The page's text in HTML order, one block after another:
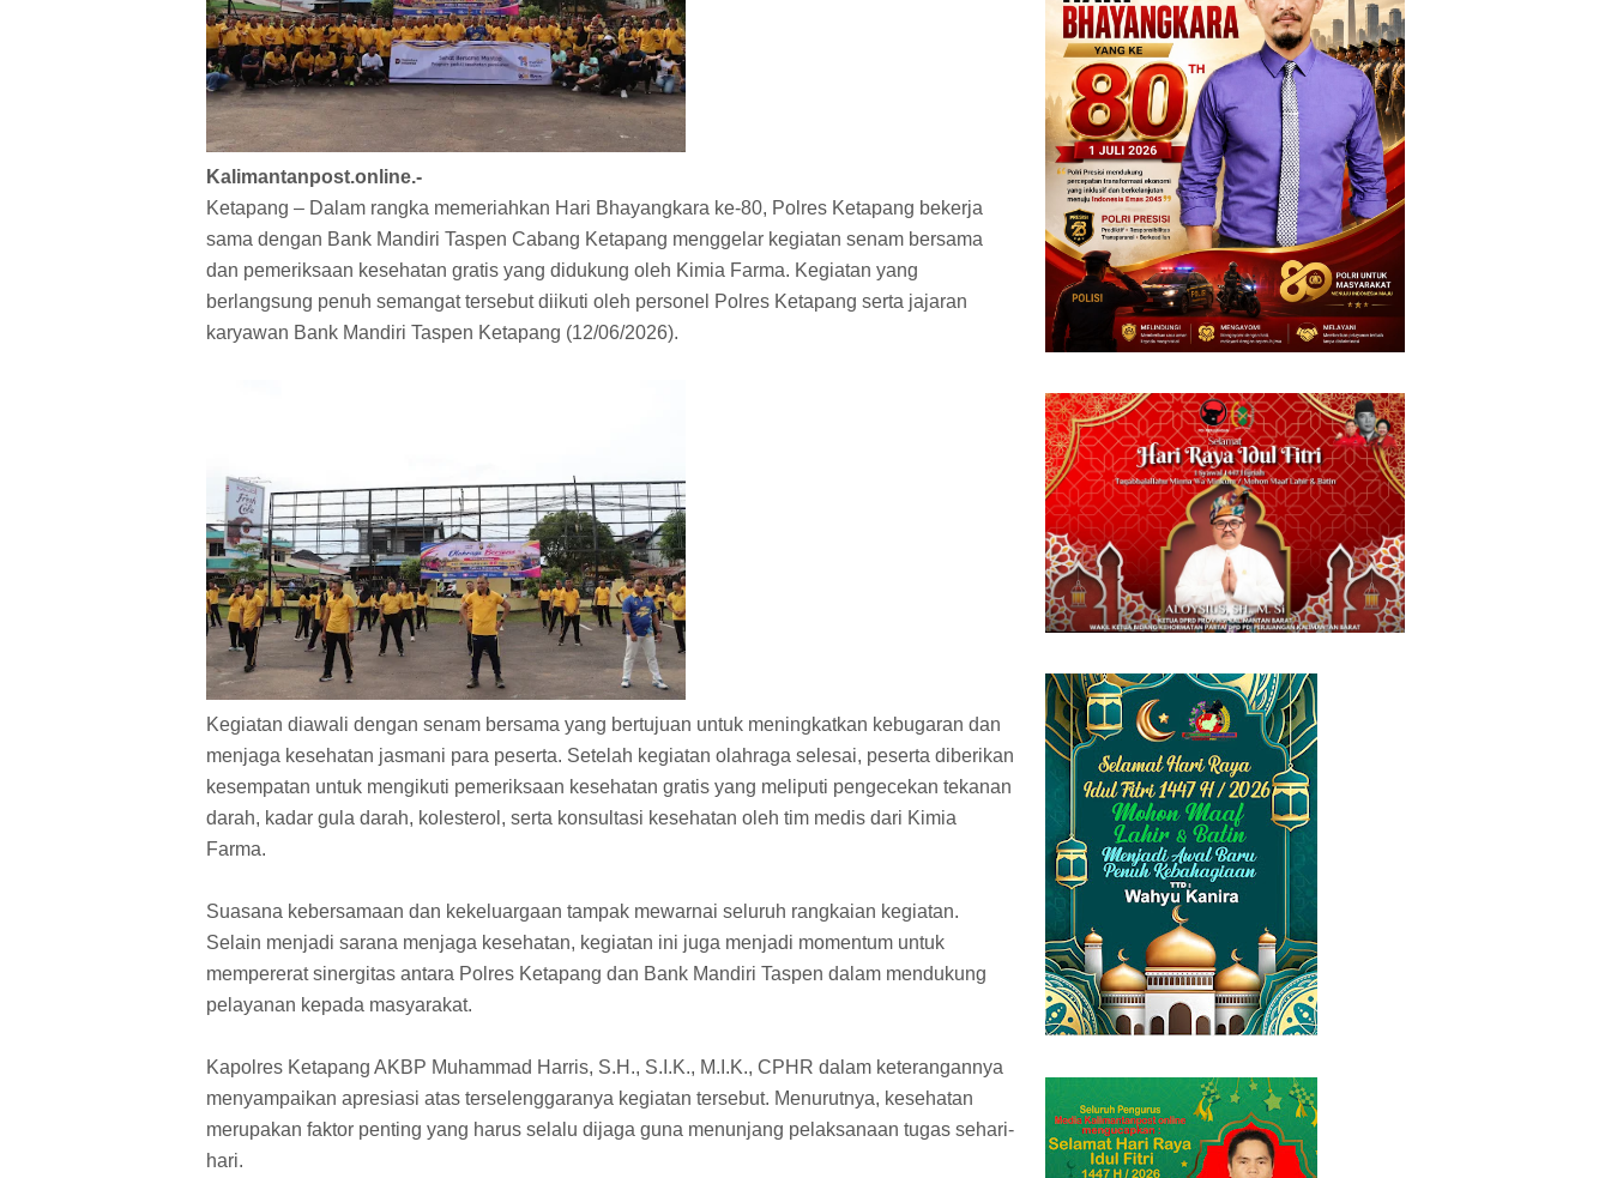
Kalimantanpost.online.-
Ketapang – Dalam rangka memeriahkan Hari Bhayangkara ke-80, Polres Ketapang bekerja
sama dengan Bank Mandiri Taspen Cabang Ketapang menggelar kegiatan senam bersama
dan pemeriksaan kesehatan gratis yang didukung oleh Kimia Farma. Kegiatan yang
berlangsung penuh semangat tersebut diikuti oleh personel Polres Ketapang serta jajaran
karyawan Bank Mandiri Taspen Ketapang (12/06/2026).
Kegiatan diawali dengan senam bersama yang bertujuan untuk meningkatkan kebugaran dan
menjaga kesehatan jasmani para peserta. Setelah kegiatan olahraga selesai, peserta diberikan
kesempatan untuk mengikuti pemeriksaan kesehatan gratis yang meliputi pengecekan tekanan
darah, kadar gula darah, kolesterol, serta konsultasi kesehatan oleh tim medis dari Kimia
Farma.
Suasana kebersamaan dan kekeluargaan tampak mewarnai seluruh rangkaian kegiatan.
Selain menjadi sarana menjaga kesehatan, kegiatan ini juga menjadi momentum untuk
mempererat sinergitas antara Polres Ketapang dan Bank Mandiri Taspen dalam mendukung
pelayanan kepada masyarakat.
Kapolres Ketapang AKBP Muhammad Harris, S.H., S.I.K., M.I.K., CPHR dalam keterangannya
menyampaikan apresiasi atas terselenggaranya kegiatan tersebut. Menurutnya, kesehatan
merupakan faktor penting yang harus selalu dijaga guna menunjang pelaksanaan tugas sehari-
hari.